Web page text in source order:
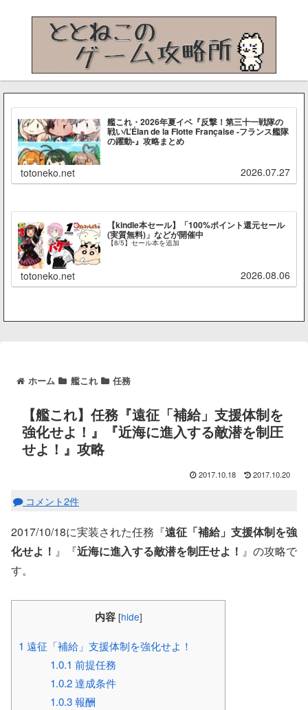
艦これ・2026年夏イベ『反撃！第三十一戦隊の
戦い/L’Élan de la Flotte Française -フランス艦隊
の躍動-』攻略まとめ
totoneko.net 2026.07.27
【kindle本セール】「100%ポイント還元セール
(実質無料)」などが開催中
【8/5】セール本を追加
totoneko.net 2026.08.06
ホーム 艦これ 任務
【艦これ】任務『遠征「補給」支援体制を
強化せよ！』『近海に進入する敵潜を制圧
せよ！』攻略
2017.10.18 2017.10.20
コメント2件
2017/10/18に実装された任務『遠征「補給」支援体制を強
化せよ！ 』『近海に進入する敵潜を制圧せよ！ 』の攻略で
す。
内容 [hide]
1 遠征「補給」支援体制を強化せよ！
1.0.1 前提任務
1.0.2達成条件
1.0.3報酬